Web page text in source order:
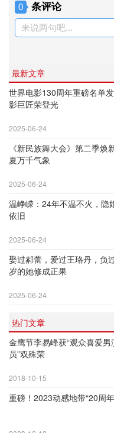
0 条评论
来说两句吧...
最新文章
世界电影130周年重磅名单
影巨匠荣登光
2025-06-24
《新民族舞大会》第二季焕新启航 以舞为
夏万千气象
2025-06-24
温峥嵘：24年不温不火，隐
依旧
2025-06-24
娶过郝蕾，爱过王珞丹，负
岁的她修成正果
2025-06-24
热门文章
金鹰节李易峰获“观众喜爱男
员”双殊荣
2018-10-15
重磅！2023动感地带“20周